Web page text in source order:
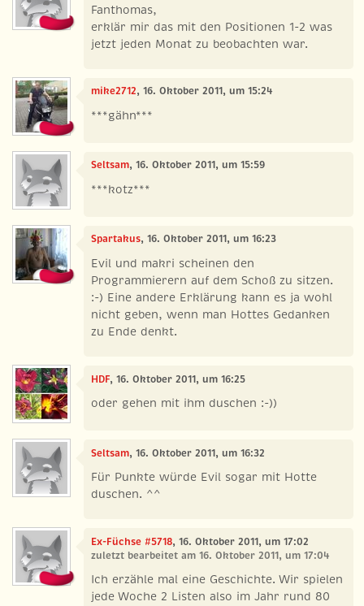
Fanthomas,
erklär mir das mit den Positionen 1-2 was
jetzt jeden Monat zu beobachten war.
mike2712, 16. Oktober 2011, um 15:24
***gähn***
Seltsam, 16. Oktober 2011, um 15:59
***kotz***
Spartakus, 16. Oktober 2011, um 16:23
Evil und makri scheinen den
Programmierern auf dem Schoß zu sitzen.
:-) Eine andere Erklärung kann es ja wohl
nicht geben, wenn man Hottes Gedanken
zu Ende denkt.
HDF, 16. Oktober 2011, um 16:25
oder gehen mit ihm duschen :-))
Seltsam, 16. Oktober 2011, um 16:32
Für Punkte würde Evil sogar mit Hotte
duschen. ^^
Ex-Füchse #5718, 16. Oktober 2011, um 17:02
zuletzt bearbeitet am 16. Oktober 2011, um 17:04
Ich erzähle mal eine Geschichte. Wir spielen
jede Woche 2 Listen also im Jahr rund 80